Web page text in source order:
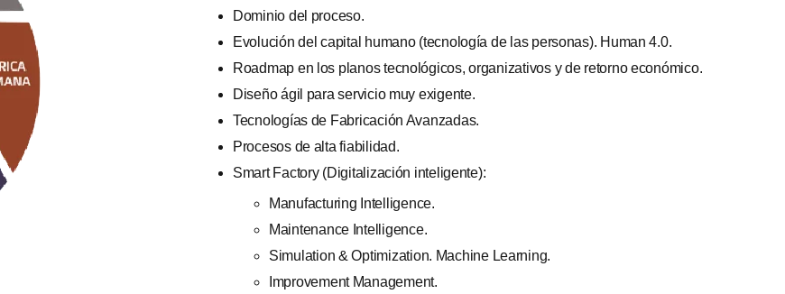
Dominio del proceso.
Evolución del capital humano (tecnología de las personas). Human 4.0.
Roadmap en los planos tecnológicos, organizativos y de retorno económico.
Diseño ágil para servicio muy exigente.
Tecnologías de Fabricación Avanzadas.
Procesos de alta fiabilidad.
Smart Factory (Digitalización inteligente):
Manufacturing Intelligence.
Maintenance Intelligence.
Simulation & Optimization. Machine Learning.
Improvement Management.